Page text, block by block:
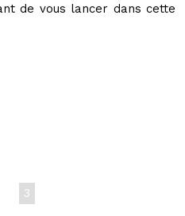
de vous lancer dans cette
3